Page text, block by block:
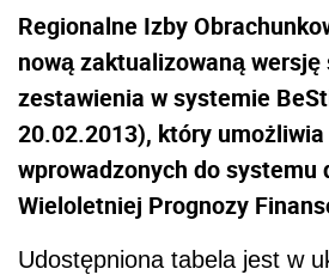
Regionalne Izby
nową zaktualizowaną wersję
zestawienia w systemie
20.02.2013), który
wprowadzonych do systemu
Wieloletniej Prognozy
Udostępniona tabela jest w